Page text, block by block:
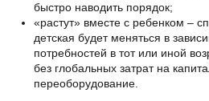
быстро наводить порядок;
«растут» вместе с ребенком –
детская будет меняться в
потребностей в тот или иной
без глобальных затрат на
переоборудование.